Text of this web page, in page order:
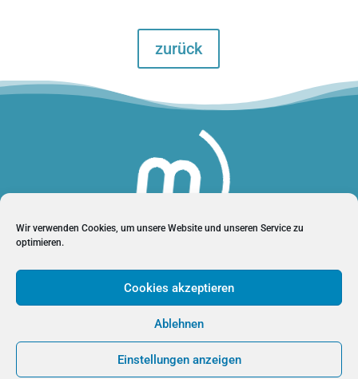
Wir verwenden Cookies, um unsere Website und unseren Service zu
optimieren.
Cookies akzeptieren
Ablehnen
Einstellungen anzeigen
zurück
manthei-marketing
Copyright © 2021 Manthei Marketing